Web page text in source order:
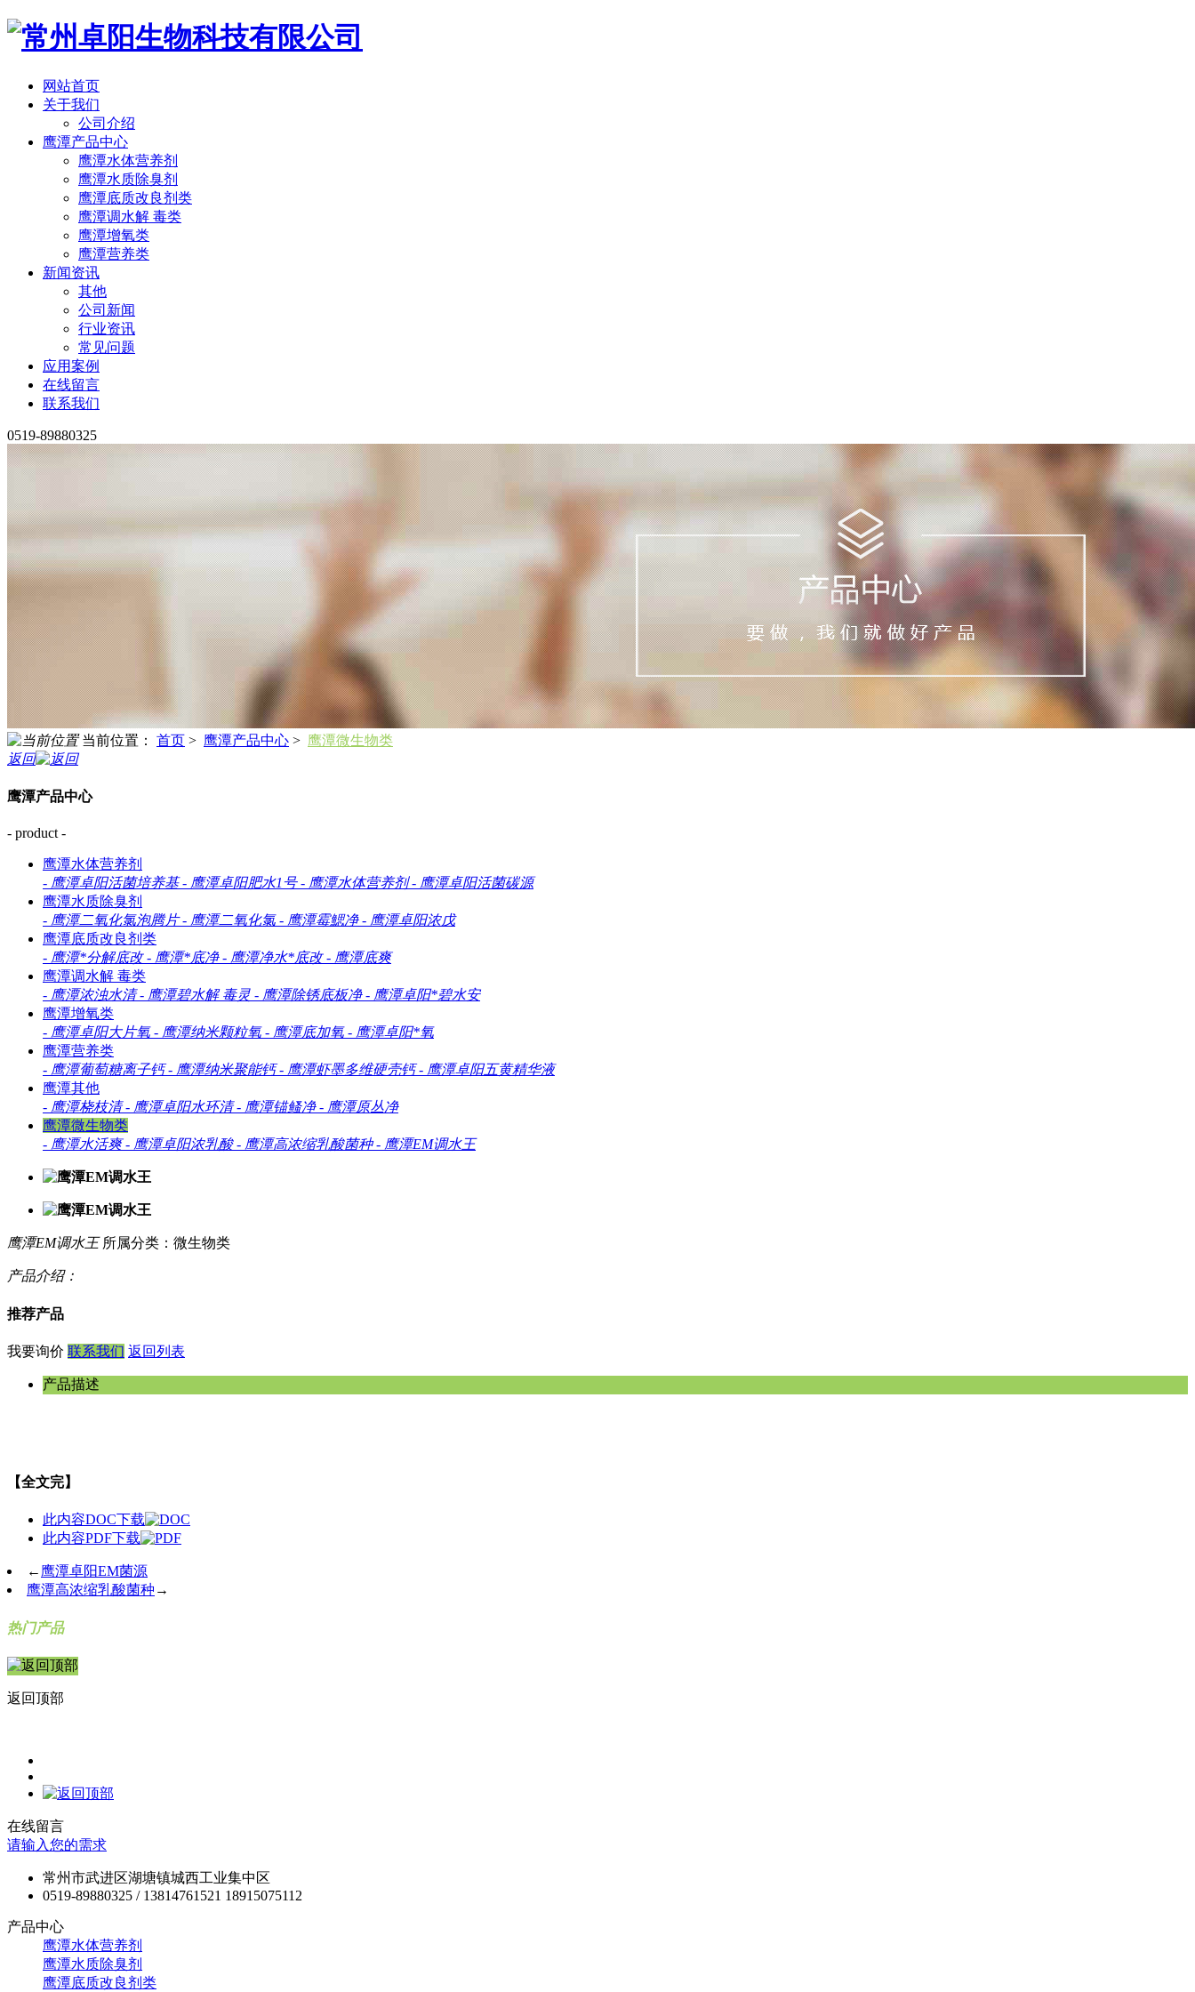
网站首页
关于我们
公司介绍
鹰潭产品中心
鹰潭水体营养剂
鹰潭水质除臭剂
鹰潭底质改良剂类
鹰潭调水解 毒类
鹰潭增氧类
鹰潭营养类
新闻资讯
其他
公司新闻
行业资讯
常见问题
应用案例
在线留言
联系我们
0519-89880325
当前位置： 首页 > 鹰潭产品中心 > 鹰潭微生物类
返回
鹰潭产品中心
- product -
鹰潭水体营养剂
- 鹰潭卓阳活菌培养基 - 鹰潭卓阳肥水1号 - 鹰潭水体营养剂 - 鹰潭卓阳活菌碳源
鹰潭水质除臭剂
- 鹰潭二氧化氯泡腾片 - 鹰潭二氧化氯 - 鹰潭霉鰓净 - 鹰潭卓阳浓戊
鹰潭底质改良剂类
- 鹰潭*分解底改 - 鹰潭*底净 - 鹰潭净水*底改 - 鹰潭底爽
鹰潭调水解 毒类
- 鹰潭浓浊水清 - 鹰潭碧水解 毒灵 - 鹰潭除锈底板净 - 鹰潭卓阳*碧水安
鹰潭增氧类
- 鹰潭卓阳大片氧 - 鹰潭纳米颗粒氧 - 鹰潭底加氧 - 鹰潭卓阳*氧
鹰潭营养类
- 鹰潭葡萄糖离子钙 - 鹰潭纳米聚能钙 - 鹰潭虾墨多维硬壳钙 - 鹰潭卓阳五黄精华液
鹰潭其他
- 鹰潭桡枝清 - 鹰潭卓阳水环清 - 鹰潭锚鳋净 - 鹰潭原丛净
鹰潭微生物类
- 鹰潭水活爽 - 鹰潭卓阳浓乳酸 - 鹰潭高浓缩乳酸菌种 - 鹰潭EM调水王
鹰潭EM调水王所属分类：微生物类
产品介绍：
推荐产品
我要询价 联系我们 返回列表
产品描述
【全文完】
此内容DOC下载
此内容PDF下载
← 鹰潭卓阳EM菌源
鹰潭高浓缩乳酸菌种 →
热门产品
返回顶部
在线留言
请输入您的需求
常州市武进区湖塘镇城西工业集中区
0519-89880325 / 13814761521 18915075112
产品中心
鹰潭水体营养剂
鹰潭水质除臭剂
鹰潭底质改良剂类